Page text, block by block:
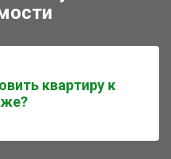
квартиру к